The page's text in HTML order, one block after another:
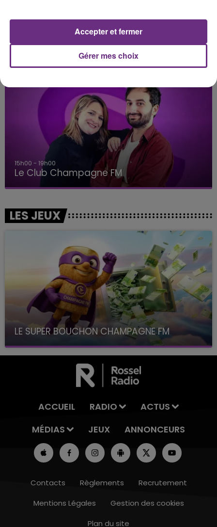
A L'ANTENNE
19h00 - 19h15
LA POP MACHINE - CHAMPAGNE FM
LES JEUX
LE SUPER BOUCHON CHAMPAGNE FM
avec La Famille Champagne FM, à 8H10
ACCUEIL RADIO
ACTUS
MÉDIAS
JEUX ANNONCEURS
Contacts Règlements
Recrutement
Mentions Légales
Gestion des cookies
Plan du site
Gérer mes choix
Accepter et fermer